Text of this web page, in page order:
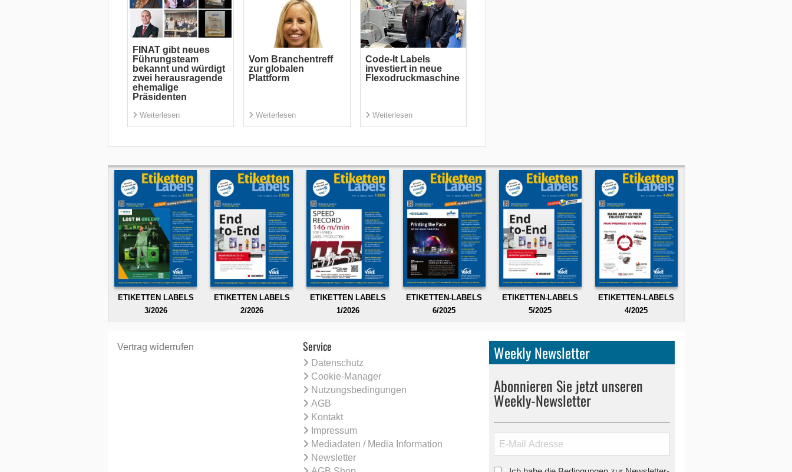
FINAT gibt neues
Führungsteam
bekannt und würdigt
zwei herausragende
ehemalige
Präsidenten
Weiterlesen
Vom Branchentreff
zur globalen
Plattform
Weiterlesen
Code-It Labels
investiert in neue
Flexodruckmaschine
Weiterlesen
ETIKETTEN LABELS
3/2026
ETIKETTEN LABELS
2/2026
ETIKETTEN LABELS
1/2026
ETIKETTEN-LABELS
6/2025
ETIKETTEN-LABELS
5/2025
ETIKETTEN-LABELS
4/2025
Vertrag widerrufen Service
Datenschutz
Cookie-Manager
Nutzungsbedingungen
AGB
Kontakt
Impressum
Mediadaten / Media Information
Newsletter
Weekly Newsletter
Abonnieren Sie jetzt unseren
Weekly-Newsletter